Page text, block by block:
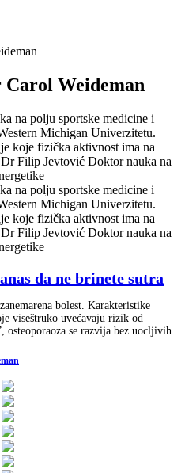
Weideman
na polju sportske medicine i
Michigan Univerzitetu.
koje fizička aktivnost ima na
Filip Jevtović Doktor nauka na
na polju sportske medicine i
Michigan Univerzitetu.
koje fizička aktivnost ima na
Filip Jevtović Doktor nauka na
da ne brinete sutra
bolest. Karakteristike
viseštruko uvećavaju rizik od
osteoporaoza se razvija bez uocljivih